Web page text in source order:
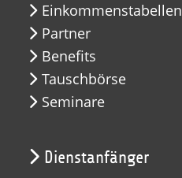
Einkommenstabellen
Partner
Benefits
Tauschbörse
Seminare
Dienstanfänger